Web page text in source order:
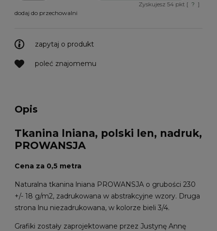
Zyskujesz54 pkt [ ? ]
dodaj do przechowalni
zapytaj o produkt
poleć znajomemu
Opis
Tkanina lniana, polski len, nadruk,
PROWANSJA
Cena za 0,5 metra
Naturalna tkanina lniana PROWANSJA o grubości 230
+/- 18 g/m2, zadrukowana w abstrakcyjne wzory. Druga
strona lnu niezadrukowana, w kolorze bieli 3/4.
Grafiki zostały zaprojektowane przez Justynę Annę